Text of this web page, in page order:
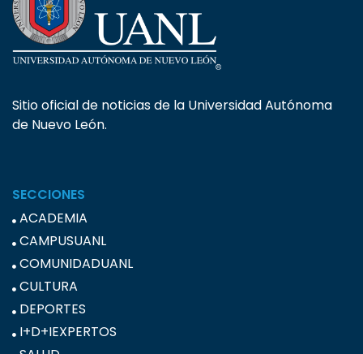
Sitio oficial de noticias de la Universidad Autónoma
de Nuevo León.
SECCIONES
ACADEMIA
CAMPUSUANL
COMUNIDADUANL
CULTURA
DEPORTES
I+D+IEXPERTOS